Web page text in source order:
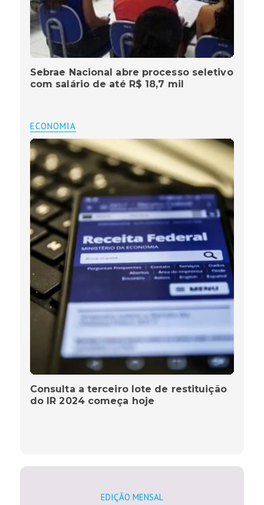
Sebrae Nacional abre processo seletivo
com salário de até R$ 18,7 mil
ECONOMIA
Consulta a terceiro lote de restituição
do IR 2024 começa hoje
EDIÇÃO MENSAL